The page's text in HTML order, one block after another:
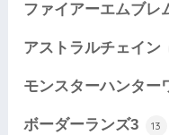
ファイアーエムブレ
アストラルチェイン
モンスターハンター
ボーダーランズ3 13